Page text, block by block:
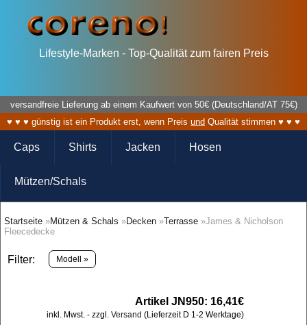
Lifestyle-Marken - Top-Qualität zum fairen Preis
versandfreie Lieferung ab einem Kaufwert von 50€ (Deutschland/AT 75€)
♥ ♥ ♥ günstig ist ein Produkt erst, wenn Preis und Qualität stimmen ♥ ♥ ♥
Caps Shirts Jacken Hosen
Mützen/Schals
Startseite »Mützen & Schals »Decken »Terrasse »James & Nicholson
Fleecedecke
Filter: Modell »
Artikel JN950: 16,41€
inkl. Mwst. - zzgl. Versand (Lieferzeit D 1-2 Werktage)